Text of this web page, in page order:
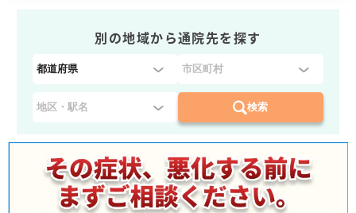
別の地域から通院先を探す
都
県
を
選
択
：
検索